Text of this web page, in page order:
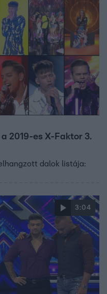
2019-es X-Faktor 3.
dalok listája:
3:04